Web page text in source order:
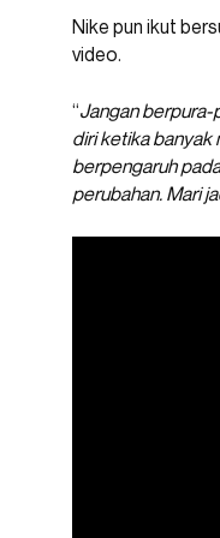
Nike pun ikut
video.
“Jangan berpura-
diri ketika banyak
berpengaruh
perubahan. Mari